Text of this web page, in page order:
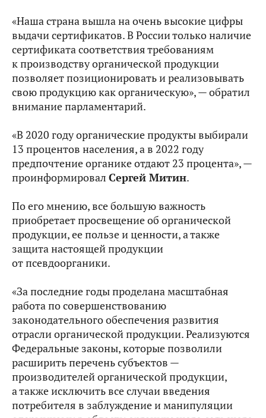
«Наша страна вышла на очень высокие цифры
выдачи сертификатов. В России только наличие
сертификата соответствия требованиям
к производству органической продукции
позволяет позиционировать и реализовывать
свою продукцию как органическую», — обратил
внимание парламентарий.
«В 2020 году органические продукты выбирали
13 процентов населения, а в 2022 году
предпочтение органике отдают 23 процента», —
проинформировал Сергей Митин.
По его мнению, все большую важность
приобретает просвещение об органической
продукции, ее пользе и ценности, а также
защита настоящей продукции
от псевдоорганики.
«За последние годы проделана масштабная
работа по совершенствованию
законодательного обеспечения развития
отрасли органической продукции. Реализуются
Федеральные законы, которые позволили
расширить перечень субъектов —
производителей органической продукции,
а также исключить все случаи введения
потребителя в заблуждение и манипуляции